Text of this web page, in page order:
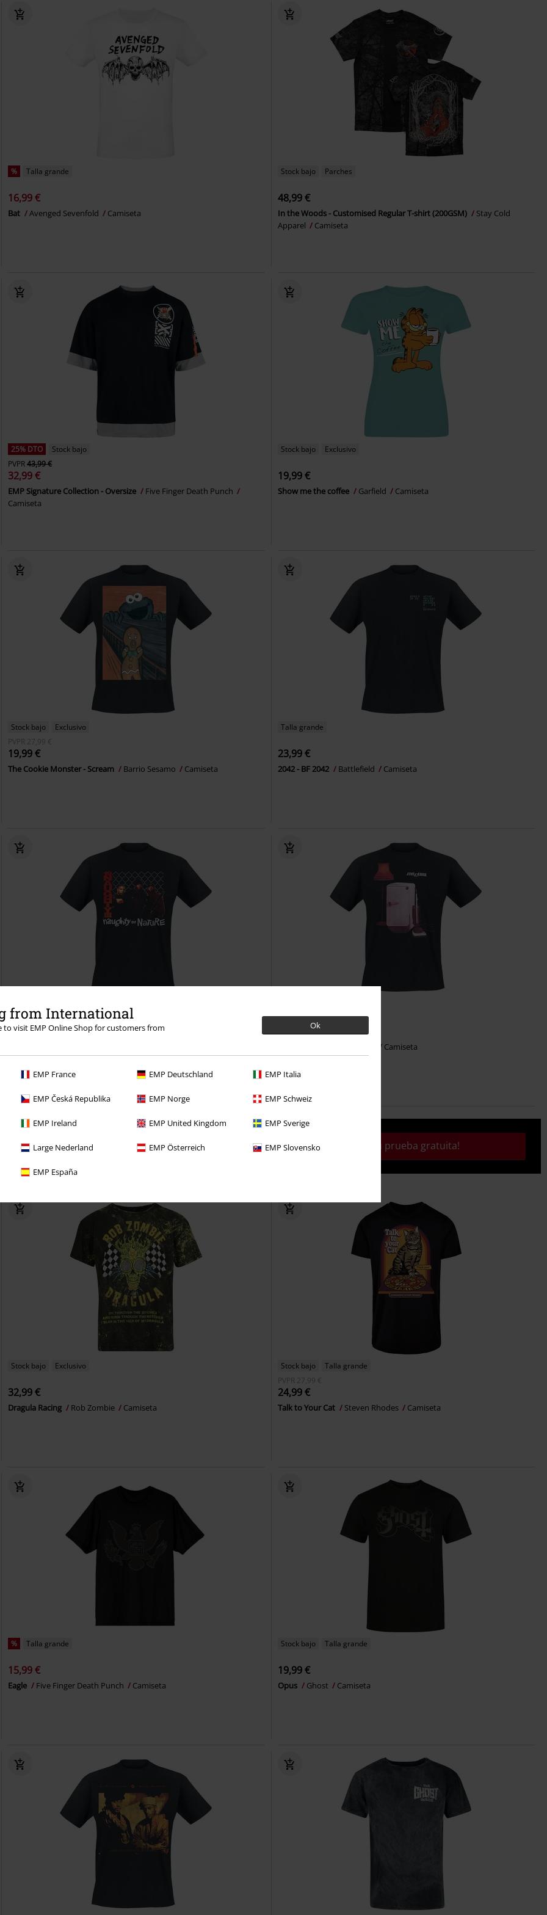
from International
to visit EMP Online Shop for customers from
Ok
EMP France EMP Deutschland EMP Italia
EMP Česká Republika EMP Norge EMP Schweiz
EMP Ireland EMP United Kingdom EMP Sverige
Large Nederland EMP Österreich EMP Slovensko
EMP España
% Talla grande
16,99 €
Bat Avenged Sevenfold Camiseta
Stock bajo Parches
48,99 €
In the Woods - Customised Regular T-shirt (200GSM)
Stay Cold
Apparel
Camiseta
25% DTO
Stock bajo
PVPR43,99 €
32,99 €
EMP Signature Collection - Oversize
Five Finger Death Punch
Camiseta
Stock bajo Exclusivo
19,99 €
Show me the coffee Garfield Camiseta
Stock bajo
Exclusivo
PVPR 27,99 €
19,99 €
The Cookie Monster - Scream Barrio Sesamo Camiseta
Talla grande
23,99 €
2042 - BF 2042 Battlefield Camiseta
23,99 € 23,99 €
Camiseta
¡Activa tu prueba gratuita!
Stock bajo Exclusivo
32,99 €
Dragula Racing Rob Zombie Camiseta
Stock bajo
Talla grande
PVPR 27,99 €
24,99 €
Talk to Your Cat Steven Rhodes Camiseta
% Talla grande
15,99 €
Eagle Five Finger Death Punch Camiseta
Stock bajo Talla grande
19,99 €
Opus Ghost Camiseta